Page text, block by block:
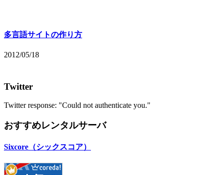
多言語サイトの作り方
2012/05/18
Twitter
Twitter response: "Could not authenticate you."
おすすめレンタルサーバ
Sixcore（シックスコア）